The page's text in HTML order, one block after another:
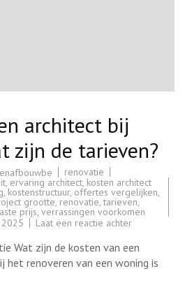
architect bij
zijn de tarieven?
renovatie
, ervaring architect, kosten architect
, kostenstructuur, offertes vergelijken,
grootte, renovatie,tarieven,
prijs, verrassingen voorkomen
Laat een reactie achterop
een
architect
bij
Wat zijn de kosten van een
het renoveren van een woning is